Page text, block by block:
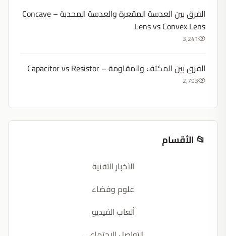
الفرق بين العدسة المقعرة والعدسة المحدبة – Concave
Lens vs Convex Lens
3,241
الفرق بين المكثف والمقاومة – Capacitor vs Resistor
2,793
📂 الأقسام
الأخبار التقنية
علوم وفضاء
ألعاب الفيديو